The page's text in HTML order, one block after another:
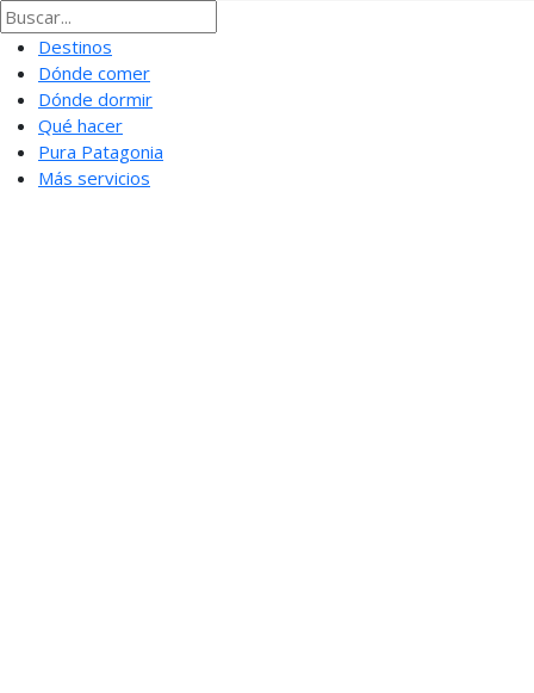
Destinos
Dónde comer
Dónde dormir
Qué hacer
Pura Patagonia
Más servicios